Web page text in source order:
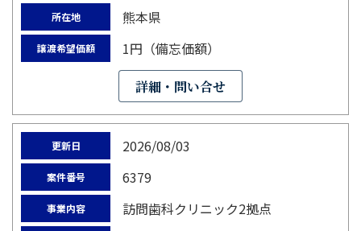
所在地 熊本県
譲渡希望価額 1円（備忘価額）
詳細・問い合せ
更新日 2026/08/03
案件番号 6379
事業内容
訪問歯科クリニック2拠点